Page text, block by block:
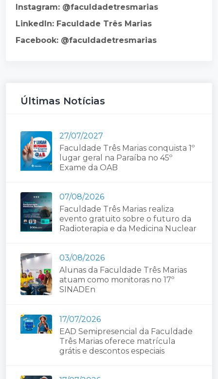
Instagram: @faculdadetresmarias
LinkedIn: Faculdade Três Marias
Facebook: @faculdadetresmarias
Últimas Notícias
27/07/2027
Faculdade Três Marias conquista 1º
lugar geral na Paraíba no 45º
Exame da OAB
07/08/2026
Faculdade Três Marias realiza
evento gratuito sobre o futuro da
Radioterapia e da Medicina Nuclear
03/08/2026
Alunas da Faculdade Três Marias
atuam como monitoras no 17º
SINADEn
17/07/2026
EAD Semipresencial da Faculdade
Três Marias oferece matrícula
grátis e descontos especiais